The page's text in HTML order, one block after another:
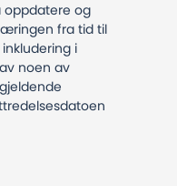
oppdatere og
fra tid til
i
noen av